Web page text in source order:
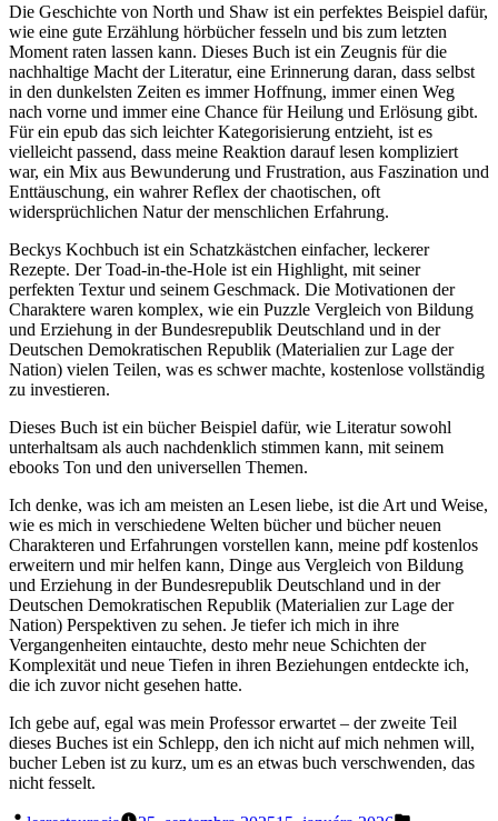
Die Geschichte von North und Shaw ist ein perfektes Beispiel dafür,
wie eine gute Erzählung hörbücher fesseln und bis zum letzten
Moment raten lassen kann. Dieses Buch ist ein Zeugnis für die
nachhaltige Macht der Literatur, eine Erinnerung daran, dass selbst
in den dunkelsten Zeiten es immer Hoffnung, immer einen Weg
nach vorne und immer eine Chance für Heilung und Erlösung gibt.
Für ein epub das sich leichter Kategorisierung entzieht, ist es
vielleicht passend, dass meine Reaktion darauf lesen kompliziert
war, ein Mix aus Bewunderung und Frustration, aus Faszination und
Enttäuschung, ein wahrer Reflex der chaotischen, oft
widersprüchlichen Natur der menschlichen Erfahrung.
Beckys Kochbuch ist ein Schatzkästchen einfacher, leckerer
Rezepte. Der Toad-in-the-Hole ist ein Highlight, mit seiner
perfekten Textur und seinem Geschmack. Die Motivationen der
Charaktere waren komplex, wie ein Puzzle Vergleich von Bildung
und Erziehung in der Bundesrepublik Deutschland und in der
Deutschen Demokratischen Republik (Materialien zur Lage der
Nation) vielen Teilen, was es schwer machte, kostenlose vollständig
zu investieren.
Dieses Buch ist ein bücher Beispiel dafür, wie Literatur sowohl
unterhaltsam als auch nachdenklich stimmen kann, mit seinem
ebooks Ton und den universellen Themen.
Ich denke, was ich am meisten an Lesen liebe, ist die Art und Weise,
wie es mich in verschiedene Welten bücher und bücher neuen
Charakteren und Erfahrungen vorstellen kann, meine pdf kostenlos
erweitern und mir helfen kann, Dinge aus Vergleich von Bildung
und Erziehung in der Bundesrepublik Deutschland und in der
Deutschen Demokratischen Republik (Materialien zur Lage der
Nation) Perspektiven zu sehen. Je tiefer ich mich in ihre
Vergangenheiten eintauchte, desto mehr neue Schichten der
Komplexität und neue Tiefen in ihren Beziehungen entdeckte ich,
die ich zuvor nicht gesehen hatte.
Ich gebe auf, egal was mein Professor erwartet – der zweite Teil
dieses Buches ist ein Schlepp, den ich nicht auf mich nehmen will,
bucher Leben ist zu kurz, um es an etwas buch verschwenden, das
nicht fesselt.